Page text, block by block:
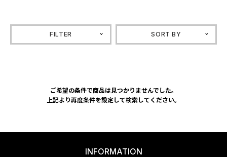
FILTER SORT BY
ご希望の条件で商品は見つかりませんでした。
上記より再度条件を設定して検索してください。
INFORMATION